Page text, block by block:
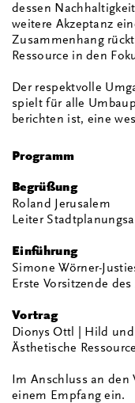
dessen
weitere Akzeptanz
Zusammenhang
Ressource in den
Der respektvolle
spielt für alle
berichten ist, eine
Programm
Begrüßung
Roland Jerusalem
Leiter
Einführung
Simone Wörner-
Erste Vorsitzende
Vortrag
Dionys Ottl | Hild und
Ästhetische
Im Anschluss an den
einem Empfang ein.